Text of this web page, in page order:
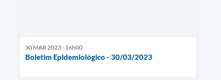
30 MAR 2023 - 16h00
Boletim Epidemiológico - 30/03/2023